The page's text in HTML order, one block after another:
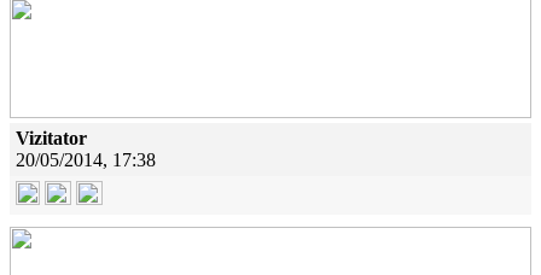
Vizitator
20/05/2014, 17:38